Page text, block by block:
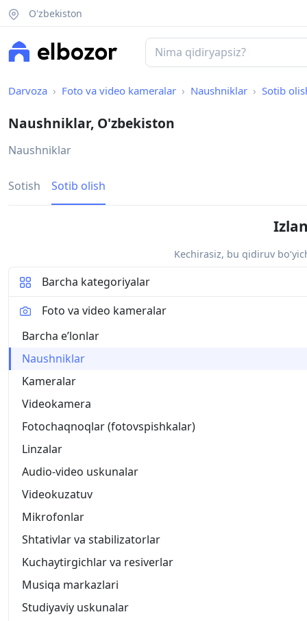
O'zbekiston
Darvoza Foto va video kameralar Naushniklar Sotib
Naushniklar, O'zbekiston
Naushniklar
Sotish Sotib olish
Kechirasiz, bu qidiruv
Barcha kategoriyalar
Foto va video kameralar
Barcha eʼlonlar
Naushniklar
Kameralar
Videokamera
Fotochaqnoqlar (fotovspishkalar)
Linzalar
Audio-video uskunalar
Videokuzatuv
Mikrofonlar
Shtativlar va stabilizatorlar
Kuchaytirgichlar va resiverlar
Musiqa markazlari
Studiyaviy uskunalar